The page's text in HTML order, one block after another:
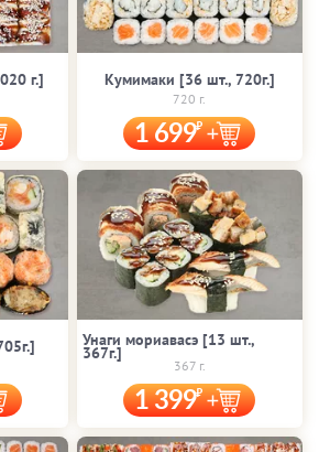
г.] Кумимаки [36 шт., 720г.]
720 г.
1 699
Унаги мориавасэ [13 шт.,
367г.]
367 г.
1 399